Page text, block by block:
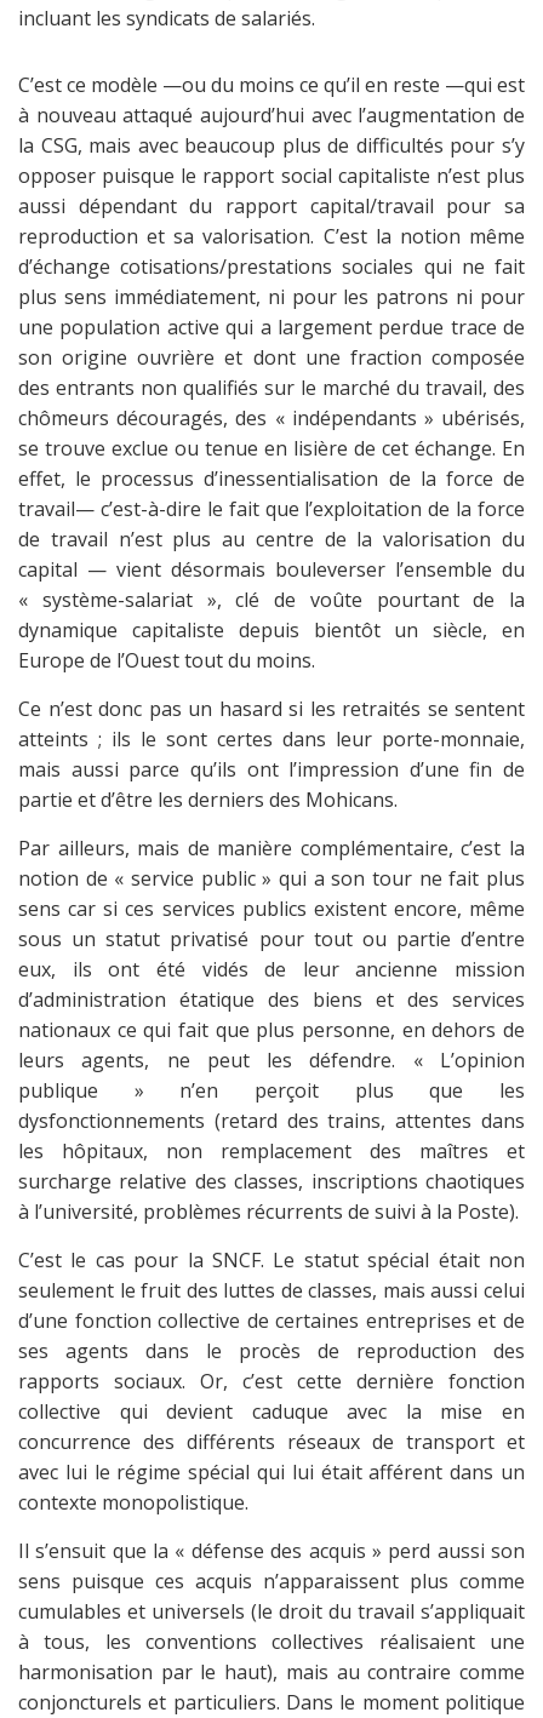
incluant les syndicats de salariés.
C’est ce modèle —ou du moins ce qu’il en reste —qui est
à nouveau attaqué aujourd’hui avec l’augmentation de
la CSG, mais avec beaucoup plus de difficultés pour s’y
opposer puisque le rapport social capitaliste n’est plus
aussi dépendant du rapport capital/travail pour sa
reproduction et sa valorisation. C’est la notion même
d’échange cotisations/prestations sociales qui ne fait
plus sens immédiatement, ni pour les patrons ni pour
une population active qui a largement perdue trace de
son origine ouvrière et dont une fraction composée
des entrants non qualifiés sur le marché du travail, des
chômeurs découragés, des « indépendants » ubérisés,
se trouve exclue ou tenue en lisière de cet échange. En
effet, le processus d’inessentialisation de la force de
travail— c’est-à-dire le fait que l’exploitation de la force
de travail n’est plus au centre de la valorisation du
capital — vient désormais bouleverser l’ensemble du
« système-salariat », clé de voûte pourtant de la
dynamique capitaliste depuis bientôt un siècle, en
Europe de l’Ouest tout du moins.
Ce n’est donc pas un hasard si les retraités se sentent
atteints ; ils le sont certes dans leur porte-monnaie,
mais aussi parce qu’ils ont l’impression d’une fin de
partie et d’être les derniers des Mohicans.
Par ailleurs, mais de manière complémentaire, c’est la
notion de « service public » qui a son tour ne fait plus
sens car si ces services publics existent encore, même
sous un statut privatisé pour tout ou partie d’entre
eux, ils ont été vidés de leur ancienne mission
d’administration étatique des biens et des services
nationaux ce qui fait que plus personne, en dehors de
leurs agents, ne peut les défendre. « L’opinion
publique » n’en perçoit plus que les
dysfonctionnements (retard des trains, attentes dans
les hôpitaux, non remplacement des maîtres et
surcharge relative des classes, inscriptions chaotiques
à l’université, problèmes récurrents de suivi à la Poste).
C’est le cas pour la SNCF. Le statut spécial était non
seulement le fruit des luttes de classes, mais aussi celui
d’une fonction collective de certaines entreprises et de
ses agents dans le procès de reproduction des
rapports sociaux. Or, c’est cette dernière fonction
collective qui devient caduque avec la mise en
concurrence des différents réseaux de transport et
avec lui le régime spécial qui lui était afférent dans un
contexte monopolistique.
Il s’ensuit que la « défense des acquis » perd aussi son
sens puisque ces acquis n’apparaissent plus comme
cumulables et universels (le droit du travail s’appliquait
à tous, les conventions collectives réalisaient une
harmonisation par le haut), mais au contraire comme
conjoncturels et particuliers. Dans le moment politique